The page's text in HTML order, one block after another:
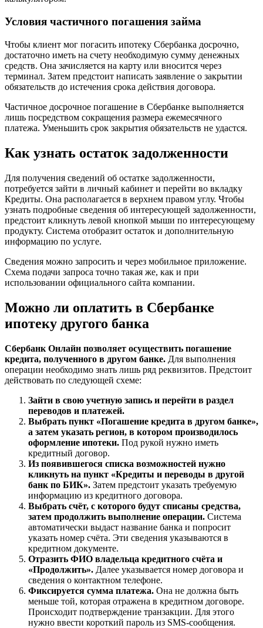
Условия частичного погашения займа
Чтобы клиент мог погасить ипотеку Сбербанка досрочно,
достаточно иметь на счету необходимую сумму денежных
средств. Она зачисляется на карту или вносится через
терминал. Затем предстоит написать заявление о закрытии
обязательств до истечения срока действия договора.
Частичное досрочное погашение в Сбербанке выполняется
лишь посредством сокращения размера ежемесячного
платежа. Уменьшить срок закрытия обязательств не удастся.
Как узнать остаток задолженности
Для получения сведений об остатке задолженности,
потребуется зайти в личный кабинет и перейти во вкладку
Кредиты. Она располагается в верхнем правом углу. Чтобы
узнать подробные сведения об интересующей задолженности,
предстоит кликнуть левой кнопкой мыши по интересующему
продукту. Система отобразит остаток и дополнительную
информацию по услуге.
Сведения можно запросить и через мобильное приложение.
Схема подачи запроса точно такая же, как и при
использовании официального сайта компании.
Можно ли оплатить в Сбербанке
ипотеку другого банка
Сбербанк Онлайн позволяет осуществить погашение
кредита, полученного в другом банке. Для выполнения
операции необходимо знать лишь ряд реквизитов. Предстоит
действовать по следующей схеме:
Зайти в свою учетную запись и перейти в раздел
переводов и платежей.
Выбрать пункт «Погашение кредита в другом банке»,
а затем указать регион, в котором производилось
оформление ипотеки. Под рукой нужно иметь
кредитный договор.
Из появившегося списка возможностей нужно
кликнуть на пункт «Кредиты и переводы в другой
банк по БИК». Затем предстоит указать требуемую
информацию из кредитного договора.
Выбрать счёт, с которого будут списаны средства,
затем продолжить выполнение операции. Система
автоматически выдаст название банка и попросит
указать номер счёта. Эти сведения указываются в
кредитном документе.
Отразить ФИО владельца кредитного счёта и
«Продолжить». Далее указывается номер договора и
сведения о контактном телефоне.
Фиксируется сумма платежа. Она не должна быть
меньше той, которая отражена в кредитном договоре.
Происходит подтверждение транзакции. Для этого
нужно ввести короткий пароль из SMS-сообщения.